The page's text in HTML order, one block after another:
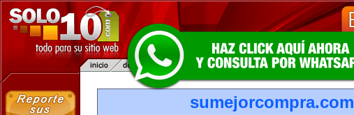
sumejorcompra.com